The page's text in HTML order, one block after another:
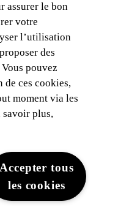
assurer le bon
votre
l’utilisation
des
pouvez
de ces cookies,
moment via les
savoir plus,
Accepter tous
les cookies